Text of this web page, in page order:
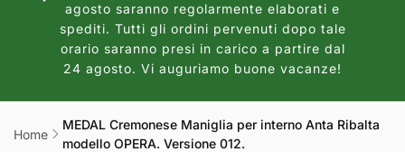
g
e
o
g
r
a
agosto saranno regolarmente elaborati e
spediti. Tutti gli ordini pervenuti dopo tale
orario saranno presi in carico a partire dal
24 agosto. Vi auguriamo buone vacanze!
Home
MEDAL Cremonese Maniglia per interno Anta Ribalta
modello OPERA. Versione 012.